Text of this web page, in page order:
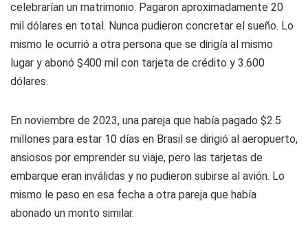
celebrarían un matrimonio. Pagaron aproximadamente 20
mil dólares en total. Nunca pudieron concretar el sueño. Lo
mismo le ocurrió a otra persona que se dirigía al mismo
lugar y abonó $400 mil con tarjeta de crédito y 3.600
dólares.
En noviembre de 2023, una pareja que había pagado $2.5
millones para estar 10 días en Brasil se dirigió al aeropuerto,
ansiosos por emprender su viaje, pero las tarjetas de
embarque eran inválidas y no pudieron subirse al avión. Lo
mismo le paso en esa fecha a otra pareja que había
abonado un monto similar.